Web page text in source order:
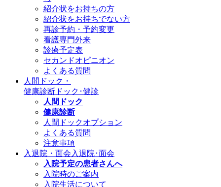
紹介状をお持ちの方
紹介状をお持ちでない方
再診予約・予約変更
看護専門外来
診療予定表
セカンドオピニオン
よくある質問
人間ドック・
健康診断 ドック･健診
人間ドック
健康診断
人間ドックオプション
よくある質問
注意事項
入退院・面会 入退院･面会
入院予定の患者さんへ
入院時のご案内
入院生活について